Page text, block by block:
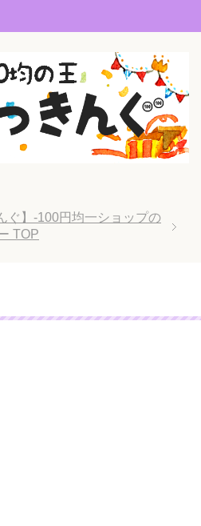
ぐ】-100円均一ショップの
TOP